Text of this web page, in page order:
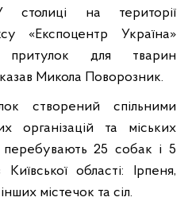
на території
«Експоцентр Україна»
для тварин
Микола Поворозник.
створений спільними
організацій та міських
25 собак і 5
області: Ірпеня,
містечок та сіл.